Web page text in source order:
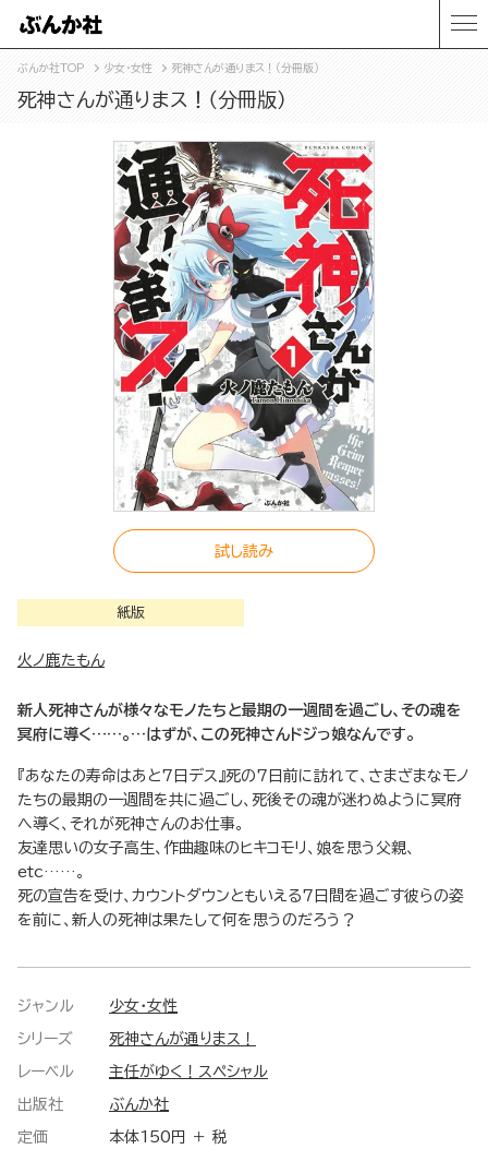
ぶんか社TOP 少女・女性 死神さんが通りまス！（分冊版）
死神さんが通りまス！（分冊版）
試し読み
紙版
火ノ鹿たもん
新人死神さんが様々なモノたちと最期の一週間を過ごし、その魂を
冥府に導く……。…はずが、この死神さんドジっ娘なんです。
『あなたの寿命はあと7日デス』死の7日前に訪れて、さまざまなモノ
たちの最期の一週間を共に過ごし、死後その魂が迷わぬように冥府
へ導く、それが死神さんのお仕事。
友達思いの女子高生、作曲趣味のヒキコモリ、娘を思う父親、
etc……。
死の宣告を受け、カウントダウンともいえる7日間を過ごす彼らの姿
を前に、新人の死神は果たして何を思うのだろう？
ジャンル 少女・女性
シリーズ 死神さんが通りまス！
レーベル 主任がゆく！スペシャル
出版社 ぶんか社
定価 本体150円 ＋ 税